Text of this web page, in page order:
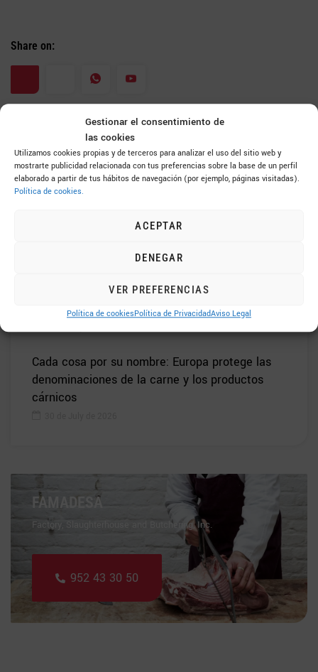
Gestionar el consentimiento de
las cookies
Utilizamos cookies propias y de terceros para analizar el uso del sitio web y
mostrarte publicidad relacionada con tus preferencias sobre la base de un perfil
elaborado a partir de tus hábitos de navegación (por ejemplo, páginas visitadas).
Política de cookies.
ACEPTAR
DENEGAR
VER PREFERENCIAS
Política de cookiesPolítica de PrivacidadAviso Legal
Share on:
Latest news
Carne de cerdo y vida saludable: nutrientes,
PUBLICADO EL ESTADO DE INFORMACIÓN NO
FINANCIERA, 2025 (CONSOLIDADO)
Cada cosa por su nombre: Europa protege las
denominaciones de la carne y los productos
cárnicos
FAMADESA
Factory, Slaughterhouse and Butchering, Inc.
952 43 30 50